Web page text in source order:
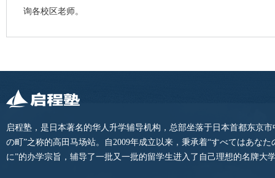
询各校区老师。
启程塾，是日本著名的华人升学辅导机构，总部坐落于日本首都东京市
の町”之称的高田马场站。自2009年成立以来，秉承着“すべてはあなた
に”的办学宗旨，辅导了一批又一批的留学生进入了自己理想的名牌大